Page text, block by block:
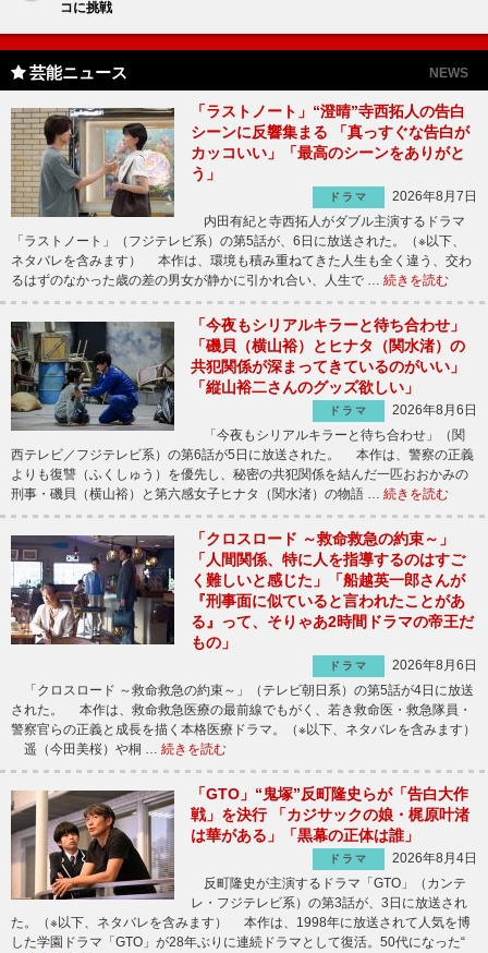
コに挑戦
芸能ニュース NEWS
「ラストノート」“澄晴”寺西拓人の告白
シーンに反響集まる 「真っすぐな告白が
カッコいい」「最高のシーンをありがと
う」
ドラマ
2026年8月7日
内田有紀と寺西拓人がダブル主演するドラマ
「ラストノート」（フジテレビ系）の第5話が、6日に放送された。（※以下、
ネタバレを含みます） 本作は、環境も積み重ねてきた人生も全く違う、交わ
るはずのなかった歳の差の男女が静かに引かれ合い、人生で … 続きを読む
「今夜もシリアルキラーと待ち合わせ」
「磯貝（横山裕）とヒナタ（関水渚）の
共犯関係が深まってきているのがいい」
「縦山裕二さんのグッズ欲しい」
ドラマ
2026年8月6日
「今夜もシリアルキラーと待ち合わせ」（関
西テレビ／フジテレビ系）の第6話が5日に放送された。 本作は、警察の正義
よりも復讐（ふくしゅう）を優先し、秘密の共犯関係を結んだ一匹おおかみの
刑事・磯貝（横山裕）と第六感女子ヒナタ（関水渚）の物語 … 続きを読む
「クロスロード ～救命救急の約束～」
「人間関係、特に人を指導するのはすご
く難しいと感じた」「船越英一郎さんが
『刑事面に似ていると言われたことがあ
る』って、そりゃあ2時間ドラマの帝王だ
もの」
ドラマ
2026年8月6日
「クロスロード ～救命救急の約束～」（テレビ朝日系）の第5話が4日に放送
された。 本作は、救命救急医療の最前線でもがく、若き救命医・救急隊員・
警察官らの正義と成長を描く本格医療ドラマ。（※以下、ネタバレを含みます）
遥（今田美桜）や桐 … 続きを読む
「GTO」“鬼塚”反町隆史らが「告白大作
戦」を決行 「カジサックの娘・梶原叶渚
は華がある」「黒幕の正体は誰」
ドラマ
2026年8月4日
反町隆史が主演するドラマ「GTO」（カンテ
レ・フジテレビ系）の第3話が、3日に放送され
た。（※以下、ネタバレを含みます） 本作は、1998年に放送されて人気を博
した学園ドラマ「GTO」が28年ぶりに連続ドラマとして復活。50代になった“